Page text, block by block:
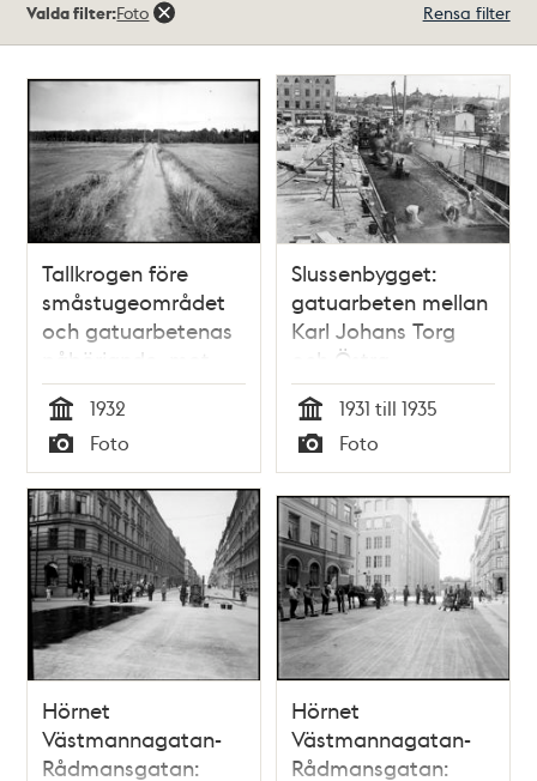
127träffar
Valda filter:Foto Rensa filter
Tallkrogen före
småstugeområdet
och gatuarbetenas
påbörjande, mot
nordost
Tid
1932
Typ
Foto
Slussenbygget:
gatuarbeten mellan
Karl Johans Torg
och Östra
Slussgatan,
Tid
1931 till 1935
Typ
Foto
Hörnet
Västmannagatan-
Rådmansgatan:
Hörnet
Västmannagatan-
Rådmansgatan: